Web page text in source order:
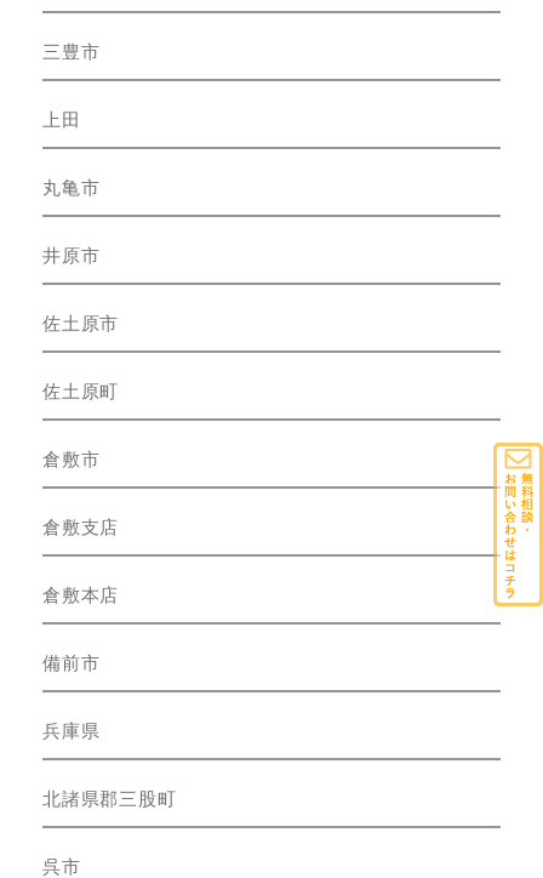
三豊市
上田
丸亀市
井原市
佐土原市
佐土原町
倉敷市
倉敷支店
倉敷本店
備前市
兵庫県
北諸県郡三股町
呉市